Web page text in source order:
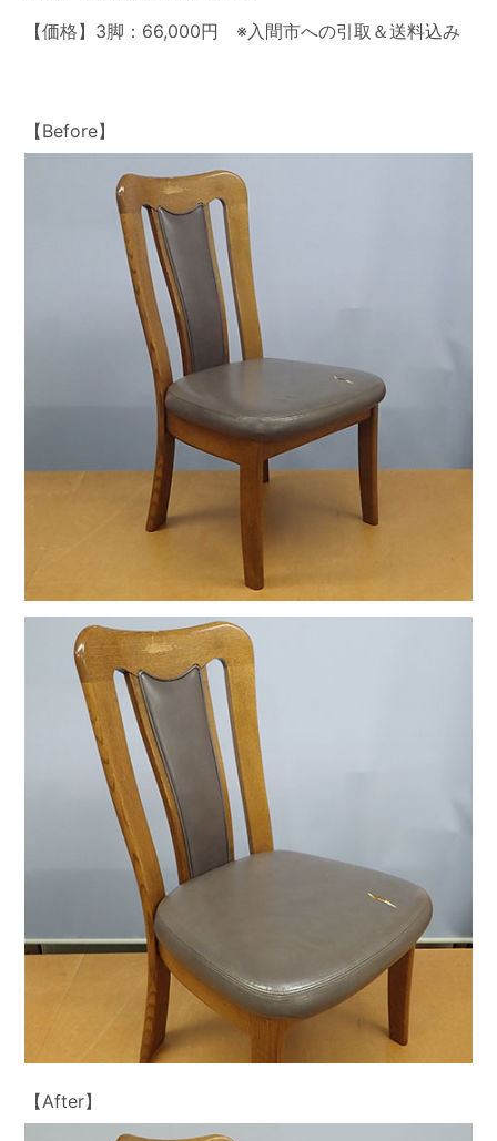
【価格】3脚：66,000円 ※入間市への引取＆送料込み
【Before】
【After】